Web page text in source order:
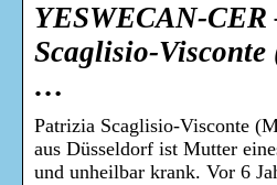
YESWECAN-
Scaglisio-Visconte
…
Patrizia Scaglisio-Visconte
aus Düsseldorf ist Mutter
und unheilbar krank. Vor 6